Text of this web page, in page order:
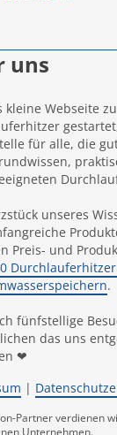
uns
kleine Webseite
für alle, die
unseres
Preis- und
.
fünfstellige
das uns
❤
|
Partner verdienen
Unternehmen.